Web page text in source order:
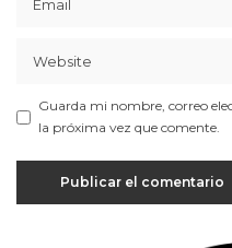
Guarda mi nombre, correo
la próxima vez que comente.